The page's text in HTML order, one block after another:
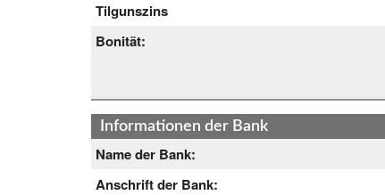
Tilgunszins
Bonität:
Informationen der Bank
Name der Bank:
Anschrift der Bank: